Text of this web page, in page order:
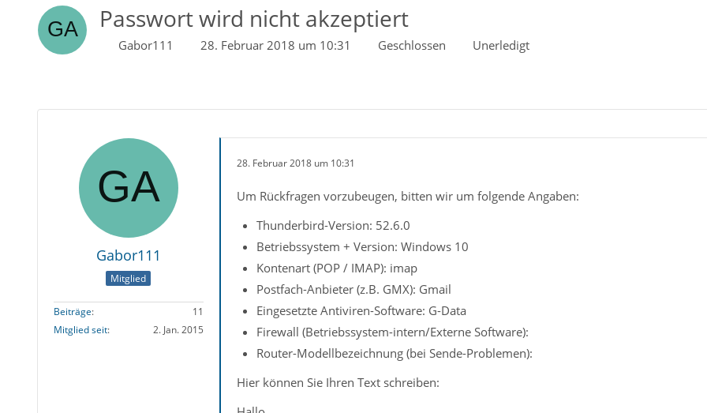
Passwort wird nicht akzeptiert
Gabor111 28. Februar 2018 um 10:31 Geschlossen Unerledigt
Gabor111
Mitglied
Beiträge
11
Mitglied seit
2. Jan. 2015
28. Februar 2018 um 10:31
Um Rückfragen vorzubeugen, bitten wir um folgende Angaben:
Thunderbird-Version: 52.6.0
Betriebssystem + Version: Windows 10
Kontenart (POP / IMAP): imap
Postfach-Anbieter (z.B. GMX): Gmail
Eingesetzte Antiviren-Software: G-Data
Firewall (Betriebssystem-intern/Externe Software):
Router-Modellbezeichnung (bei Sende-Problemen):
Hier können Sie Ihren Text schreiben: